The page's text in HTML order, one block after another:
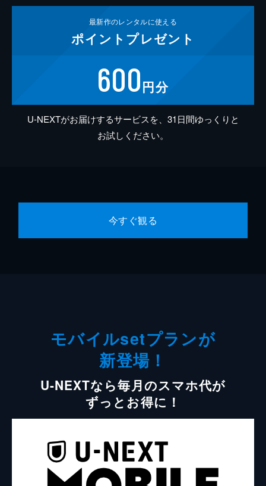
最新作のレンタルに使える
ポイント プレゼント
600円分
U-NEXTがお届けするサービスを、31日間ゆっくりと
お試しください。
今すぐ観る
モバイルsetプランが
新登場！
U-NEXTなら毎月のスマホ代が
ずっとお得に！